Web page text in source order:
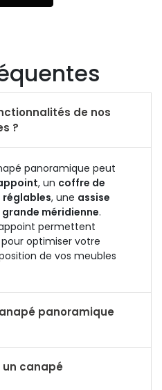
?
panoramique peut
, un coffre de
, une assise
grande méridienne.
permettent
optimiser votre
de vos meubles
panoramique
canapé